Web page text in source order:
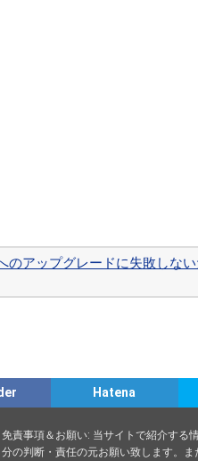
のアップグレードに失敗しな
Hatena
免責事項＆お願い: 当サイトで紹介する
分の判断・責任の元お願い致します。